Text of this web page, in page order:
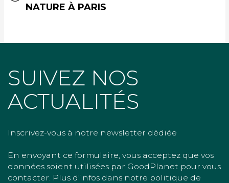
NATURE À PARIS
SUIVEZ NOS
ACTUALITÉS
Inscrivez-vous à notre newsletter dédiée
En envoyant ce formulaire, vous acceptez que vos
données soient utilisées par GoodPlanet pour vous
contacter. Plus d'infos dans notre politique de